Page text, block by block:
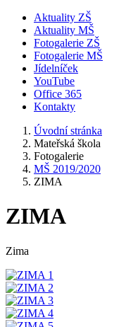
Aktuality ZŠ
Aktuality MŠ
Fotogalerie ZŠ
Fotogalerie MŠ
Jídelníček
YouTube
Office 365
Kontakty
Úvodní stránka
Mateřská škola
Fotogalerie
MŠ 2019/2020
ZIMA
ZIMA
Zima